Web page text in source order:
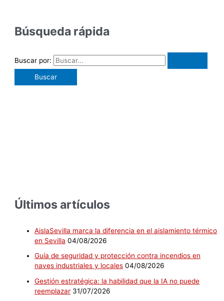
Búsqueda rápida
Buscar por:
Últimos artículos
AislaSevilla marca la diferencia en el aislamiento térmico
en Sevilla 04/08/2026
Guía de seguridad y protección contra incendios en
naves industriales y locales 04/08/2026
Gestión estratégica: la habilidad que la IA no puede
reemplazar 31/07/2026